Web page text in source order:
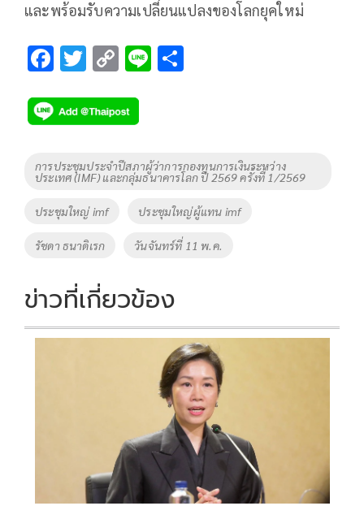
และพร้อมรับความเปลี่ยนแปลงของโลกยุคใหม่
F
e
b
o
o
k
T
tt
er
C
p
y
Li
n
Li
Tags
การประชุมประจำปีสภาผู้ว่าการกองทุนการเงินระหว่าง
ประเทศ (IMF) และกลุ่มธนาคารโลก ปี 2569 ครั้งที่ 1/2569
ประชุมใหญ่ imf ประชุมใหญ่ผู้แทน imf
รัชดา ธนาดิเรก วันจันทร์ที่ 11 พ.ค.
ข่าวที่เกี่ยวข้อง